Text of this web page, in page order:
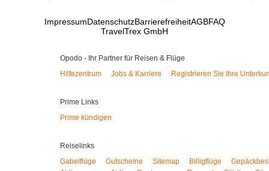
ImpressumDatenschutzBarrierefreiheitAGBFAQ
TravelTrex GmbH